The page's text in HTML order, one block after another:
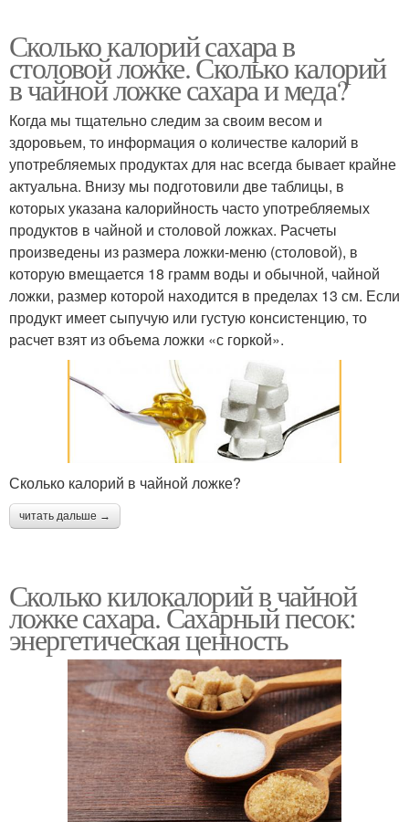
Сколько калорий сахара в
столовой ложке. Сколько калорий
в чайной ложке сахара и меда?
Когда мы тщательно следим за своим весом и
здоровьем, то информация о количестве калорий в
употребляемых продуктах для нас всегда бывает крайне
актуальна. Внизу мы подготовили две таблицы, в
которых указана калорийность часто употребляемых
продуктов в чайной и столовой ложках. Расчеты
произведены из размера ложки-меню (столовой), в
которую вмещается 18 грамм воды и обычной, чайной
ложки, размер которой находится в пределах 13 см. Если
продукт имеет сыпучую или густую консистенцию, то
расчет взят из объема ложки «с горкой».
Сколько калорий в чайной ложке?
читать дальше →
Сколько килокалорий в чайной
ложке сахара. Сахарный песок:
энергетическая ценность